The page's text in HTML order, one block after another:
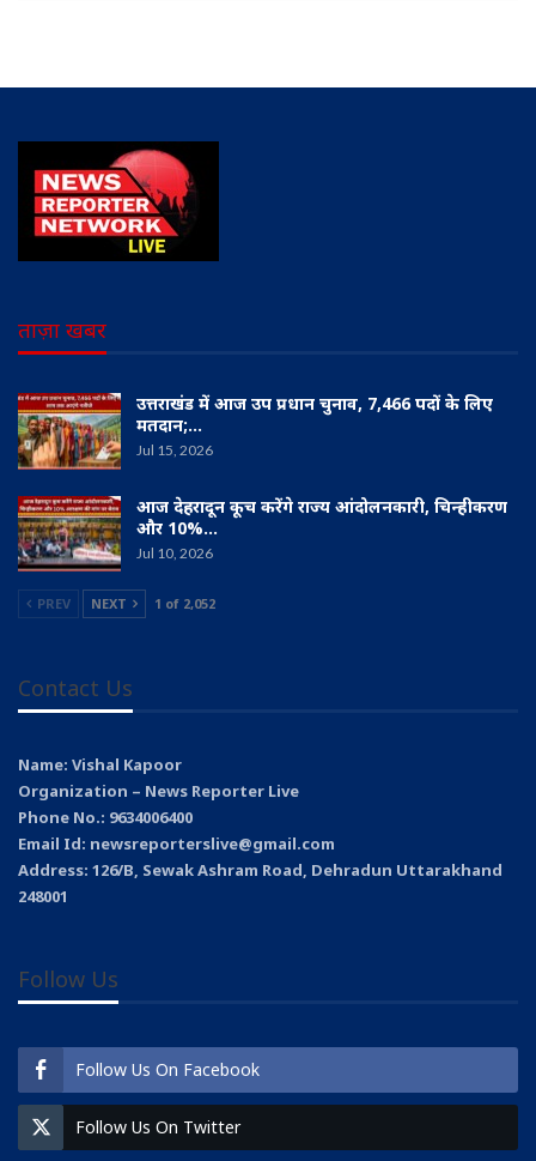
ताज़ा खबर
उत्तराखंड में आज उप प्रधान चुनाव, 7,466 पदों के लिए
मतदान;…
Jul 15, 2026
आज देहरादून कूच करेंगे राज्य आंदोलनकारी, चिन्हीकरण
और 10%…
Jul 10, 2026
PREV NEXT 1 of 2,052
Contact Us
Name: Vishal Kapoor
Organization – News Reporter Live
Phone No.: 9634006400
Email Id: newsreporterslive@gmail.com
Address: 126/B, Sewak Ashram Road, Dehradun Uttarakhand
248001
Follow Us
Follow Us On Facebook
Follow Us On Twitter